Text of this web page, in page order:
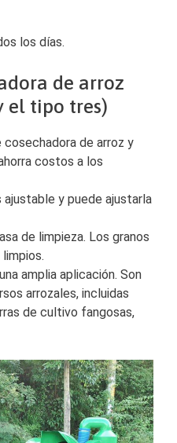
los días.
de arroz
el tipo tres)
cosechadora de arroz y
costos a los
y puede ajustarla
de limpieza. Los granos
amplia aplicación. Son
arrozales, incluidas
de cultivo fangosas,